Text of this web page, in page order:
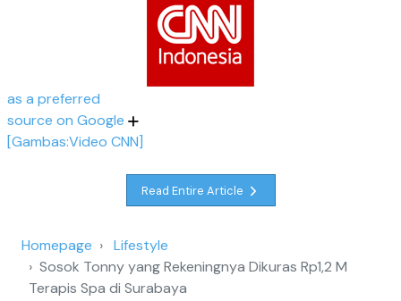
as a preferred
source on Google
[Gambas:Video CNN]
Read Entire Article
Homepage
Lifestyle
Sosok Tonny yang Rekeningnya Dikuras Rp1,2 M
Terapis Spa di Surabaya